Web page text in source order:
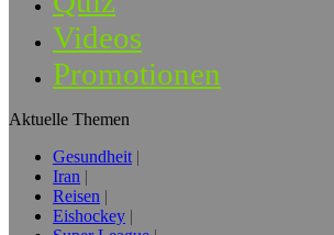
Videos
Promotionen
Aktuelle Themen
Gesundheit
Iran
Reisen
Eishockey